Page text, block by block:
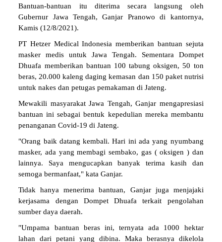
Bantuan-bantuan itu diterima secara langsung oleh
Gubernur Jawa Tengah, Ganjar Pranowo di kantornya,
Kamis (12/8/2021).
PT Hetzer Medical Indonesia memberikan bantuan sejuta
masker medis untuk Jawa Tengah. Sementara Dompet
Dhuafa memberikan bantuan 100 tabung oksigen, 50 ton
beras, 20.000 kaleng daging kemasan dan 150 paket nutrisi
untuk nakes dan petugas pemakaman di Jateng.
Mewakili masyarakat Jawa Tengah, Ganjar mengapresiasi
bantuan ini sebagai bentuk kepedulian mereka membantu
penanganan Covid-19 di Jateng.
"Orang baik datang kembali. Hari ini ada yang nyumbang
masker, ada yang membagi sembako, gas ( oksigen ) dan
lainnya. Saya mengucapkan banyak terima kasih dan
semoga bermanfaat," kata Ganjar.
Tidak hanya menerima bantuan, Ganjar juga menjajaki
kerjasama dengan Dompet Dhuafa terkait pengolahan
sumber daya daerah.
"Umpama bantuan beras ini, ternyata ada 1000 hektar
lahan dari petani yang dibina. Maka berasnya dikelola